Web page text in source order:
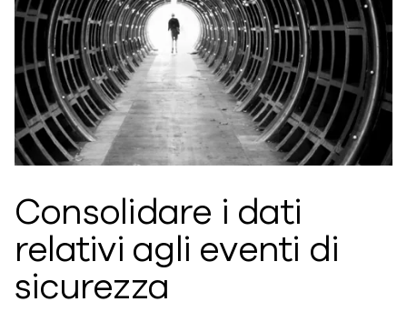
Consolidare i dati
relativi agli eventi di
sicurezza